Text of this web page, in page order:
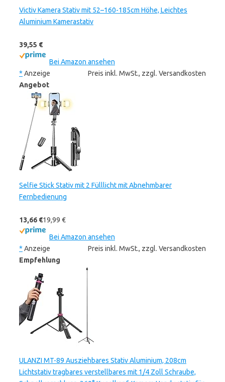
Victiv Kamera Stativ mit 52–160-185cm Höhe, Leichtes
Aluminium Kamerastativ
39,55 €
Bei Amazon ansehen
* Anzeige
Preis inkl. MwSt., zzgl. Versandkosten
Angebot
Selfie Stick Stativ mit 2 Fülllicht mit Abnehmbarer
Fernbedienung
13,66 €19,99 €
Bei Amazon ansehen
* Anzeige
Preis inkl. MwSt., zzgl. Versandkosten
Empfehlung
ULANZI MT-89 Ausziehbares Stativ Aluminium, 208cm
Lichtstativ tragbares verstellbares mit 1/4 Zoll Schraube,